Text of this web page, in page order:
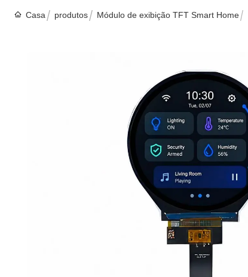
Casa produtos Módulo de exibição TFT Smart Home